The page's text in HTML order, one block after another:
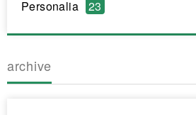
Personalia
23
archive